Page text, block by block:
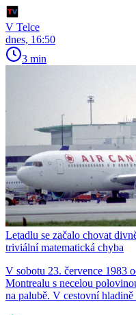
V Telce
dnes, 16:50
3 min
Letadlu se začalo chovat
triviální matematická chyba
V sobotu 23. července 1983
Montrealu s necelou
na palubě. V cestovní